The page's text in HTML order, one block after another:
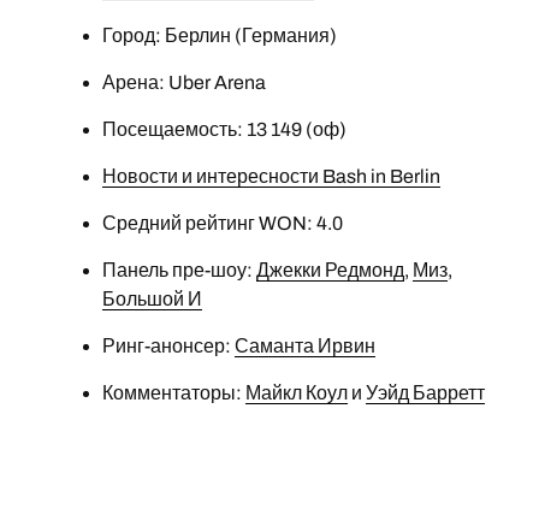
Город: Берлин (Германия)
Арена: Uber Arena
Посещаемость: 13 149 (оф)
Новости и интересности Bash in Berlin
Средний рейтинг WON: 4.0
Панель пре-шоу: Джекки Редмонд, Миз,
Большой И
Ринг-анонсер: Саманта Ирвин
Комментаторы: Майкл Коули Уэйд Барретт